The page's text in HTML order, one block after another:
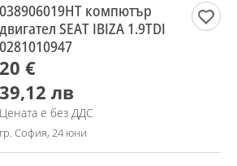
038906019HT компютър
двигател SEAT IBIZA 1.9TDI
0281010947
20 €
39,12 лв
Цената е без ДДС
гр. София, 24 юни